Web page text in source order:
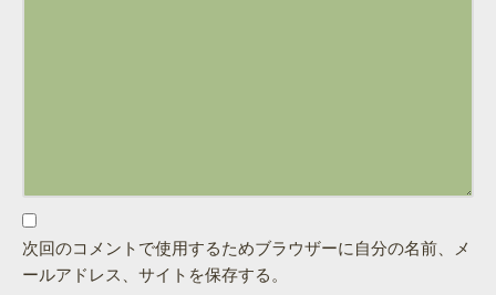
次回のコメントで使用するためブラウザーに自分の名前、メ
ールアドレス、サイトを保存する。